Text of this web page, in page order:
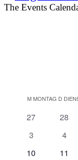
The Events
Kalender
von
MMONTAG D
0
27
0
28
0
3
0
4
0
10
0
11